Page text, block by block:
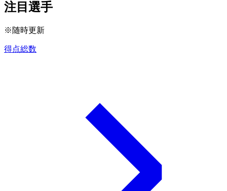
注目選手
※随時更新
得点総数